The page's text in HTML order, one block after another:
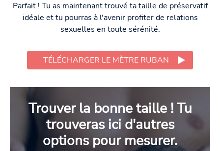
Parfait ! Tu as maintenant trouvé ta taille de préservatif
idéale et tu pourras à l'avenir profiter de relations
sexuelles en toute sérénité.
TÉLÉCHARGER LE MÈTRE RUBAN
Trouver la bonne taille ! Tu
trouveras ici d'autres
options pour mesurer.